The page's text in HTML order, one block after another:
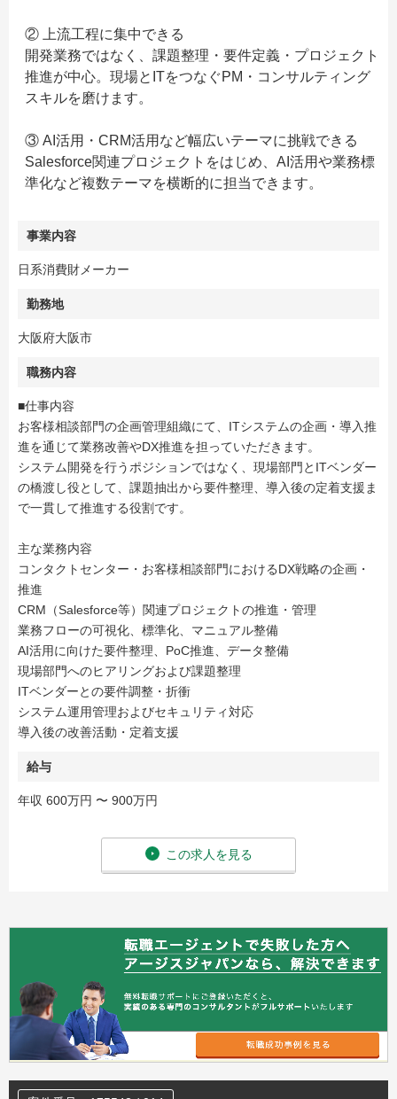
② 上流工程に集中できる
開発業務ではなく、課題整理・要件定義・プロジェクト
推進が中心。現場とITをつなぐPM・コンサルティング
スキルを磨けます。
③ AI活用・CRM活用など幅広いテーマに挑戦できる
Salesforce関連プロジェクトをはじめ、AI活用や業務標
準化など複数テーマを横断的に担当できます。
事業内容
日系消費財メーカー
勤務地
大阪府大阪市
職務内容
■仕事内容
お客様相談部門の企画管理組織にて、ITシステムの企画・導入推
進を通じて業務改善やDX推進を担っていただきます。
システム開発を行うポジションではなく、現場部門とITベンダー
の橋渡し役として、課題抽出から要件整理、導入後の定着支援ま
で一貫して推進する役割です。
主な業務内容
コンタクトセンター・お客様相談部門におけるDX戦略の企画・
推進
CRM（Salesforce等）関連プロジェクトの推進・管理
業務フローの可視化、標準化、マニュアル整備
AI活用に向けた要件整理、PoC推進、データ整備
現場部門へのヒアリングおよび課題整理
ITベンダーとの要件調整・折衝
システム運用管理およびセキュリティ対応
導入後の改善活動・定着支援
給与
年収 600万円 〜 900万円
この求人を見る